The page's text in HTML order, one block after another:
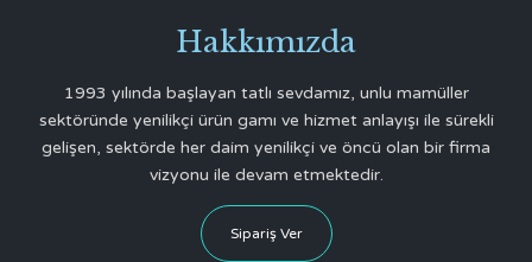
Hakkımızda
1993 yılında başlayan tatlı sevdamız, unlu mamüller
sektöründe yenilikçi ürün gamı ve hizmet anlayışı ile sürekli
gelişen, sektörde her daim yenilikçi ve öncü olan bir firma
vizyonu ile devam etmektedir.
Sipariş Ver